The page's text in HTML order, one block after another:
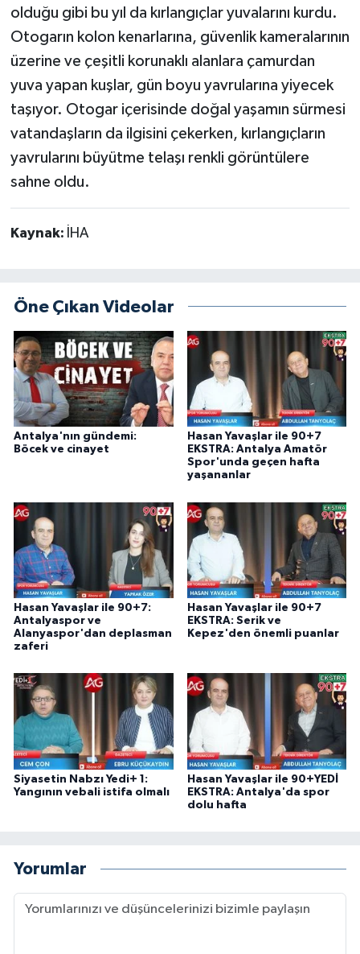
olduğu gibi bu yıl da kırlangıçlar yuvalarını kurdu.
Otogarın kolon kenarlarına, güvenlik kameralarının
üzerine ve çeşitli korunaklı alanlara çamurdan
yuva yapan kuşlar, gün boyu yavrularına yiyecek
taşıyor. Otogar içerisinde doğal yaşamın sürmesi
vatandaşların da ilgisini çekerken, kırlangıçların
yavrularını büyütme telaşı renkli görüntülere
sahne oldu.
Kaynak: İHA
Öne Çıkan Videolar
Antalya'nın gündemi:
Böcek ve cinayet
Hasan Yavaşlar ile 90+7
EKSTRA: Antalya Amatör
Spor'unda geçen hafta
yaşananlar
Hasan Yavaşlar ile 90+7:
Antalyaspor ve
Alanyaspor'dan deplasman
zaferi
Hasan Yavaşlar ile 90+7
EKSTRA: Serik ve
Kepez'den önemli puanlar
Siyasetin Nabzı Yedi+ 1:
Yangının vebali istifa olmalı
Hasan Yavaşlar ile 90+YEDİ
EKSTRA: Antalya'da spor
dolu hafta
Yorumlar
Resmi İlan
Sağlık & Yaşam
Siyaset